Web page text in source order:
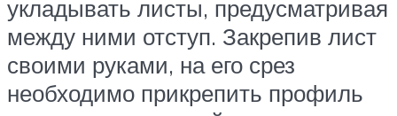
укладывать листы, предусматривая
между ними отступ. Закрепив лист
своими руками, на его срез
необходимо прикрепить профиль